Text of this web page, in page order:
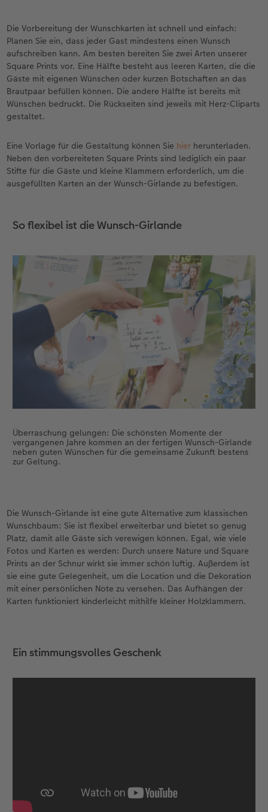
Die Vorbereitung der Wunschkarten ist schnell und einfach:
Planen Sie ein, dass jeder Gast mindestens einen Wunsch
aufschreiben kann. Am besten bereiten Sie zwei Arten unserer
Square Prints vor. Eine Hälfte besteht aus leeren Karten, die die
Gäste mit eigenen Wünschen oder kurzen Botschaften an das
Brautpaar befüllen können. Die andere Hälfte ist bereits mit
Wünschen bedruckt. Die Rückseiten sind jeweils mit Herz-Cliparts
gestaltet.
Eine Vorlage für die Gestaltung können Sie hier herunterladen.
Neben den vorbereiteten Square Prints sind lediglich ein paar
Stifte für die Gäste und kleine Klammern erforderlich, um die
ausgefüllten Karten an der Wunsch-Girlande zu befestigen.
So flexibel ist die Wunsch-Girlande
Überraschung gelungen: Die schönsten Momente der
vergangenen Jahre kommen an der fertigen Wunsch-Girlande
neben guten Wünschen für die gemeinsame Zukunft bestens
zur Geltung.
Die Wunsch-Girlande ist eine gute Alternative zum klassischen
Wunschbaum: Sie ist flexibel erweiterbar und bietet so genug
Platz, damit alle Gäste sich verewigen können. Egal, wie viele
Fotos und Karten es werden: Durch unsere Nature und Square
Prints an der Schnur wirkt sie immer schön luftig. Außerdem ist
sie eine gute Gelegenheit, um die Location und die Dekoration
mit einer persönlichen Note zu versehen. Das Aufhängen der
Karten funktioniert kinderleicht mithilfe kleiner Holzklammern.
Ein stimmungsvolles Geschenk